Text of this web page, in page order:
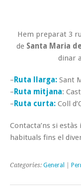
Hem preparat 3
de Santa Maria
dinar
– Ruta llarga: Sant
– Ruta mitjana:
– Ruta curta: Coll
Contacta’ns si
habituals fins el
Categories: General